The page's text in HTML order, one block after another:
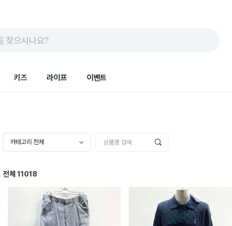
찾으시나요?
키즈 라이프 이벤트
카테고리 전체
전체 11018